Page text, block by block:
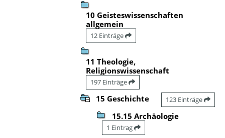
10 Geisteswissenschaften
allgemein
12 Einträge
11 Theologie,
Religionswissenschaft
197 Einträge
15 Geschichte 123 Einträge
15.15 Archäologie
1 Eintrag